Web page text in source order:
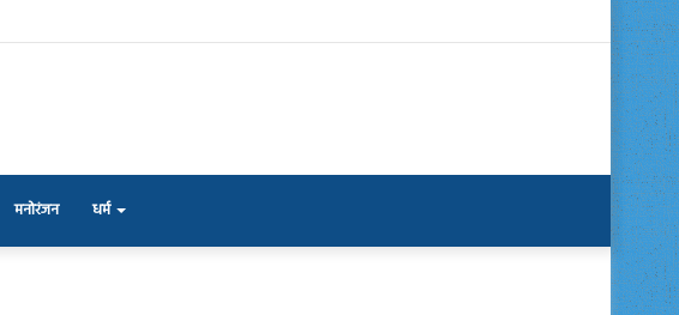
मनोरंजन धर्म